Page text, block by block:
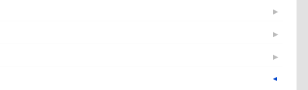
▶
▶
▶
▼